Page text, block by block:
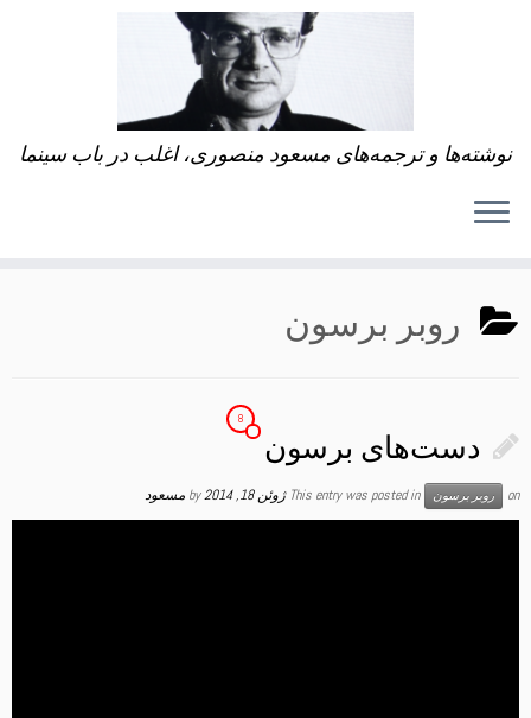
نوشته‌ها و ترجمه‌های مسعود منصوری، اغلب در باب سینما
روبر برسون
دست‌های برسون
8
This entry was posted in روبر برسون on ژوئن 18, 2014 by مسعود